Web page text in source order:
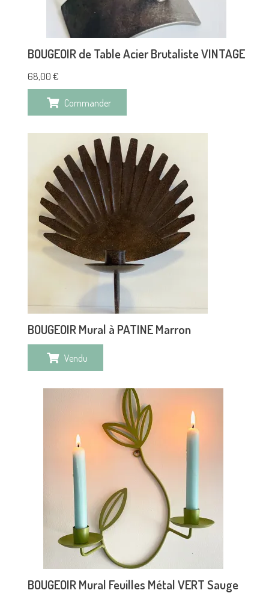
BOUGEOIR de Table Acier Brutaliste VINTAGE
68,00 €
Commander
BOUGEOIR Mural à PATINE Marron
Vendu
BOUGEOIR Mural Feuilles Métal VERT Sauge